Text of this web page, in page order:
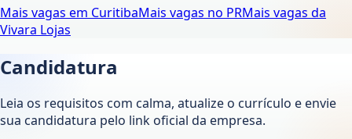
Mais vagas em CuritibaMais vagas no PRMais vagas da
Vivara Lojas
Candidatura
Leia os requisitos com calma, atualize o currículo e envie
sua candidatura pelo link oficial da empresa.